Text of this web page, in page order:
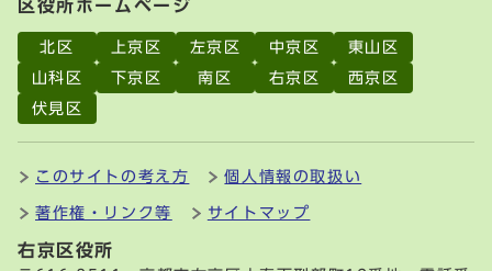
区役所ホームページ
北区 上京区 左京区 中京区
東山区
山科区
下京区 南区 右京区
西京区
伏見区
このサイトの考え方 個人情報の取扱い
著作権・リンク等 サイトマップ
右京区役所